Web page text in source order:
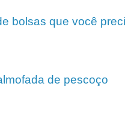
bolsas que você
de pescoço